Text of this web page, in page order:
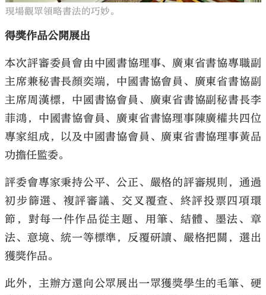
現場觀眾領略書法的巧妙。
得獎作品公開展出
本次評審委員會由中國書協理事、廣東省書協專職副
主席兼秘書長顏奕端，中國書協會員、廣東省書協副
主席周漢標，中國書協會員、廣東省書協副秘書長李
菲鴻，中國書協會員、廣東省書協理事陳廣權共四位
專家組成，以及中國書協會員、廣東省書協理事黃品
功擔任監委。
評委會專家秉持公平、公正、嚴格的評審規則，通過
初步篩選、複評審議、交叉覆查、終評投票四項環
節，對每一件作品從主題、用筆、結體、墨法、章
法、意境、統一等標準，反覆研讀、嚴格把關，選出
獲獎作品。
此外，主辦方還向公眾展出一眾獲獎學生的毛筆、硬